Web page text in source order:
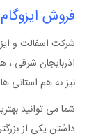
فروش
شرکت اسفالت و
اذربایجان شرقی
نیز به هم استانی
شما می توانید
داشتن یکی از